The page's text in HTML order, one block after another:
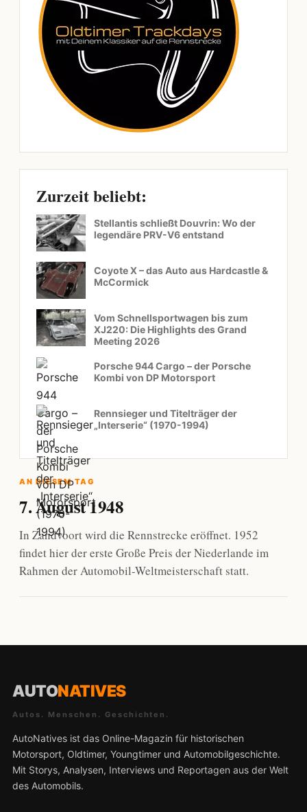
Zurzeit beliebt:
Stellantis schließt Douvrin: Wo der
legendäre PRV-V6 entstand
Coyote X – das Auto aus Hardcastle &
McCormick
Vom Schnellsportwagen bis zum
XJ220: Die Highlights des Grand
Meeting 2026
Porsche 944 Cargo – der Porsche
Kombi von DP Motorsport
Rennsieger und Titelträger der
„Interserie“ (1970-1994)
AN DIESEM TAG
7. August 1948
In Zandvoort wird die Rennstrecke eröffnet. 1952
findet hier der erste Große Preis der Niederlande im
Rahmen der Automobil-Weltmeisterschaft statt.
AUTONATIVES
Autos. Menschen. Geschichten.
AutoNatives ist das Online-Magazin für historischen
Motorsport, Oldtimer, Youngtimer und Automobilgeschichte.
Mit Storys, Analysen, Interviews und Reportagen aus der Welt
des Automobils.